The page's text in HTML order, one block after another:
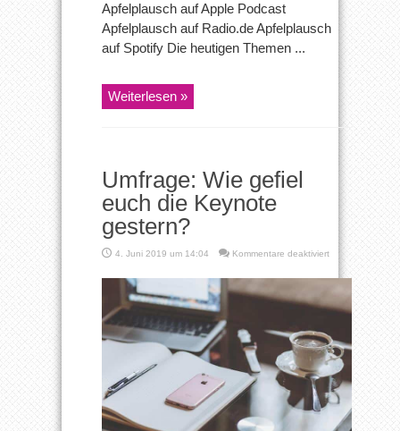
Apfelplausch auf Apple Podcast
Apfelplausch auf Radio.de Apfelplausch
auf Spotify Die heutigen Themen ...
Weiterlesen »
Umfrage: Wie gefiel
euch die Keynote
gestern?
4. Juni 2019 um 14:04 Kommentare deaktiviertfür
Wie
euch
gestern?